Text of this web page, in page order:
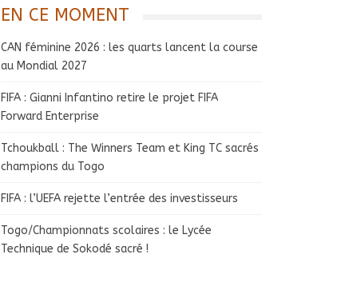
EN CE MOMENT
CAN féminine 2026 : les quarts lancent la course
au Mondial 2027
FIFA : Gianni Infantino retire le projet FIFA
Forward Enterprise
Tchoukball : The Winners Team et King TC sacrés
champions du Togo
FIFA : l’UEFA rejette l’entrée des investisseurs
Togo/Championnats scolaires : le Lycée
Technique de Sokodé sacré !